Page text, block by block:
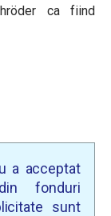
ca fiind
a acceptat
fonduri
sunt